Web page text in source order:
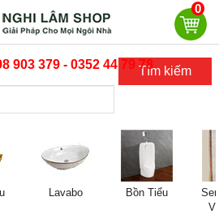
0
903 379 - 0352 44 79 78Tìm kiếm
Lavabo Bồn Tiểu